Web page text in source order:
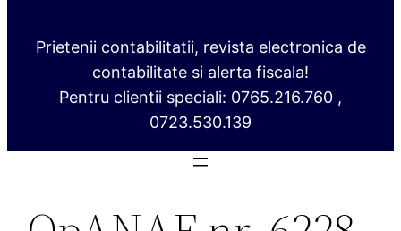
Prietenii contabilitatii, revista electronica de
contabilitate si alerta fiscala!
Pentru clientii speciali: 0765.216.760 ,
0723.530.139